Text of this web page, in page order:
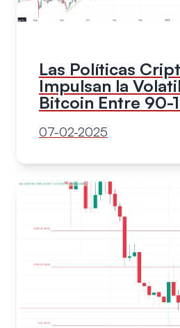
Las Políticas
Impulsan la
Bitcoin Entre 90-
07-02-2025